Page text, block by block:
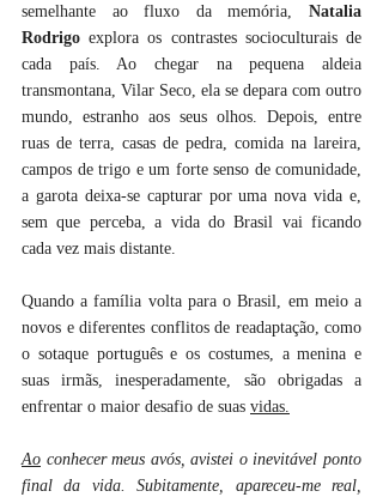
semelhante ao fluxo da memória, Natalia
Rodrigo explora os contrastes socioculturais de
cada país. Ao chegar na pequena aldeia
transmontana, Vilar Seco, ela se depara com outro
mundo, estranho aos seus olhos. Depois, entre
ruas de terra, casas de pedra, comida na lareira,
campos de trigo e um forte senso de comunidade,
a garota deixa-se capturar por uma nova vida e,
sem que perceba, a vida do Brasil vai ficando
cada vez mais distante.
Quando a família volta para o Brasil, em meio a
novos e diferentes conflitos de readaptação, como
o sotaque português e os costumes, a menina e
suas irmãs, inesperadamente, são obrigadas a
enfrentar o maior desafio de suas vidas.
Ao conhecer meus avós, avistei o inevitável ponto
final da vida. Subitamente, apareceu-me real,